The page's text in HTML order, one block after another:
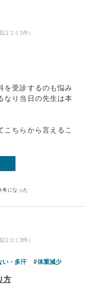
コミ1件）
を受診するのも悩み
なり当日の先生は本
こちらから言えるこ
考になった
コミ3件）
い・多汗 体重減少
方